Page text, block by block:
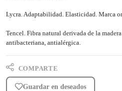
Lycra. Adaptabilidad. Elasticidad. Marca
Tencel. Fibra natural derivada de la
antibacteriana, antialérgica.
COMPARTE
Guardar en deseados